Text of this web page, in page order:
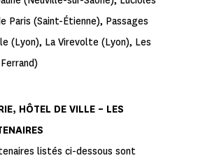
Paris (Saint-Étienne), Passages
(Lyon), La Virevolte (Lyon), Les
HÔTEL DE VILLE – LES
listés ci-dessous sont